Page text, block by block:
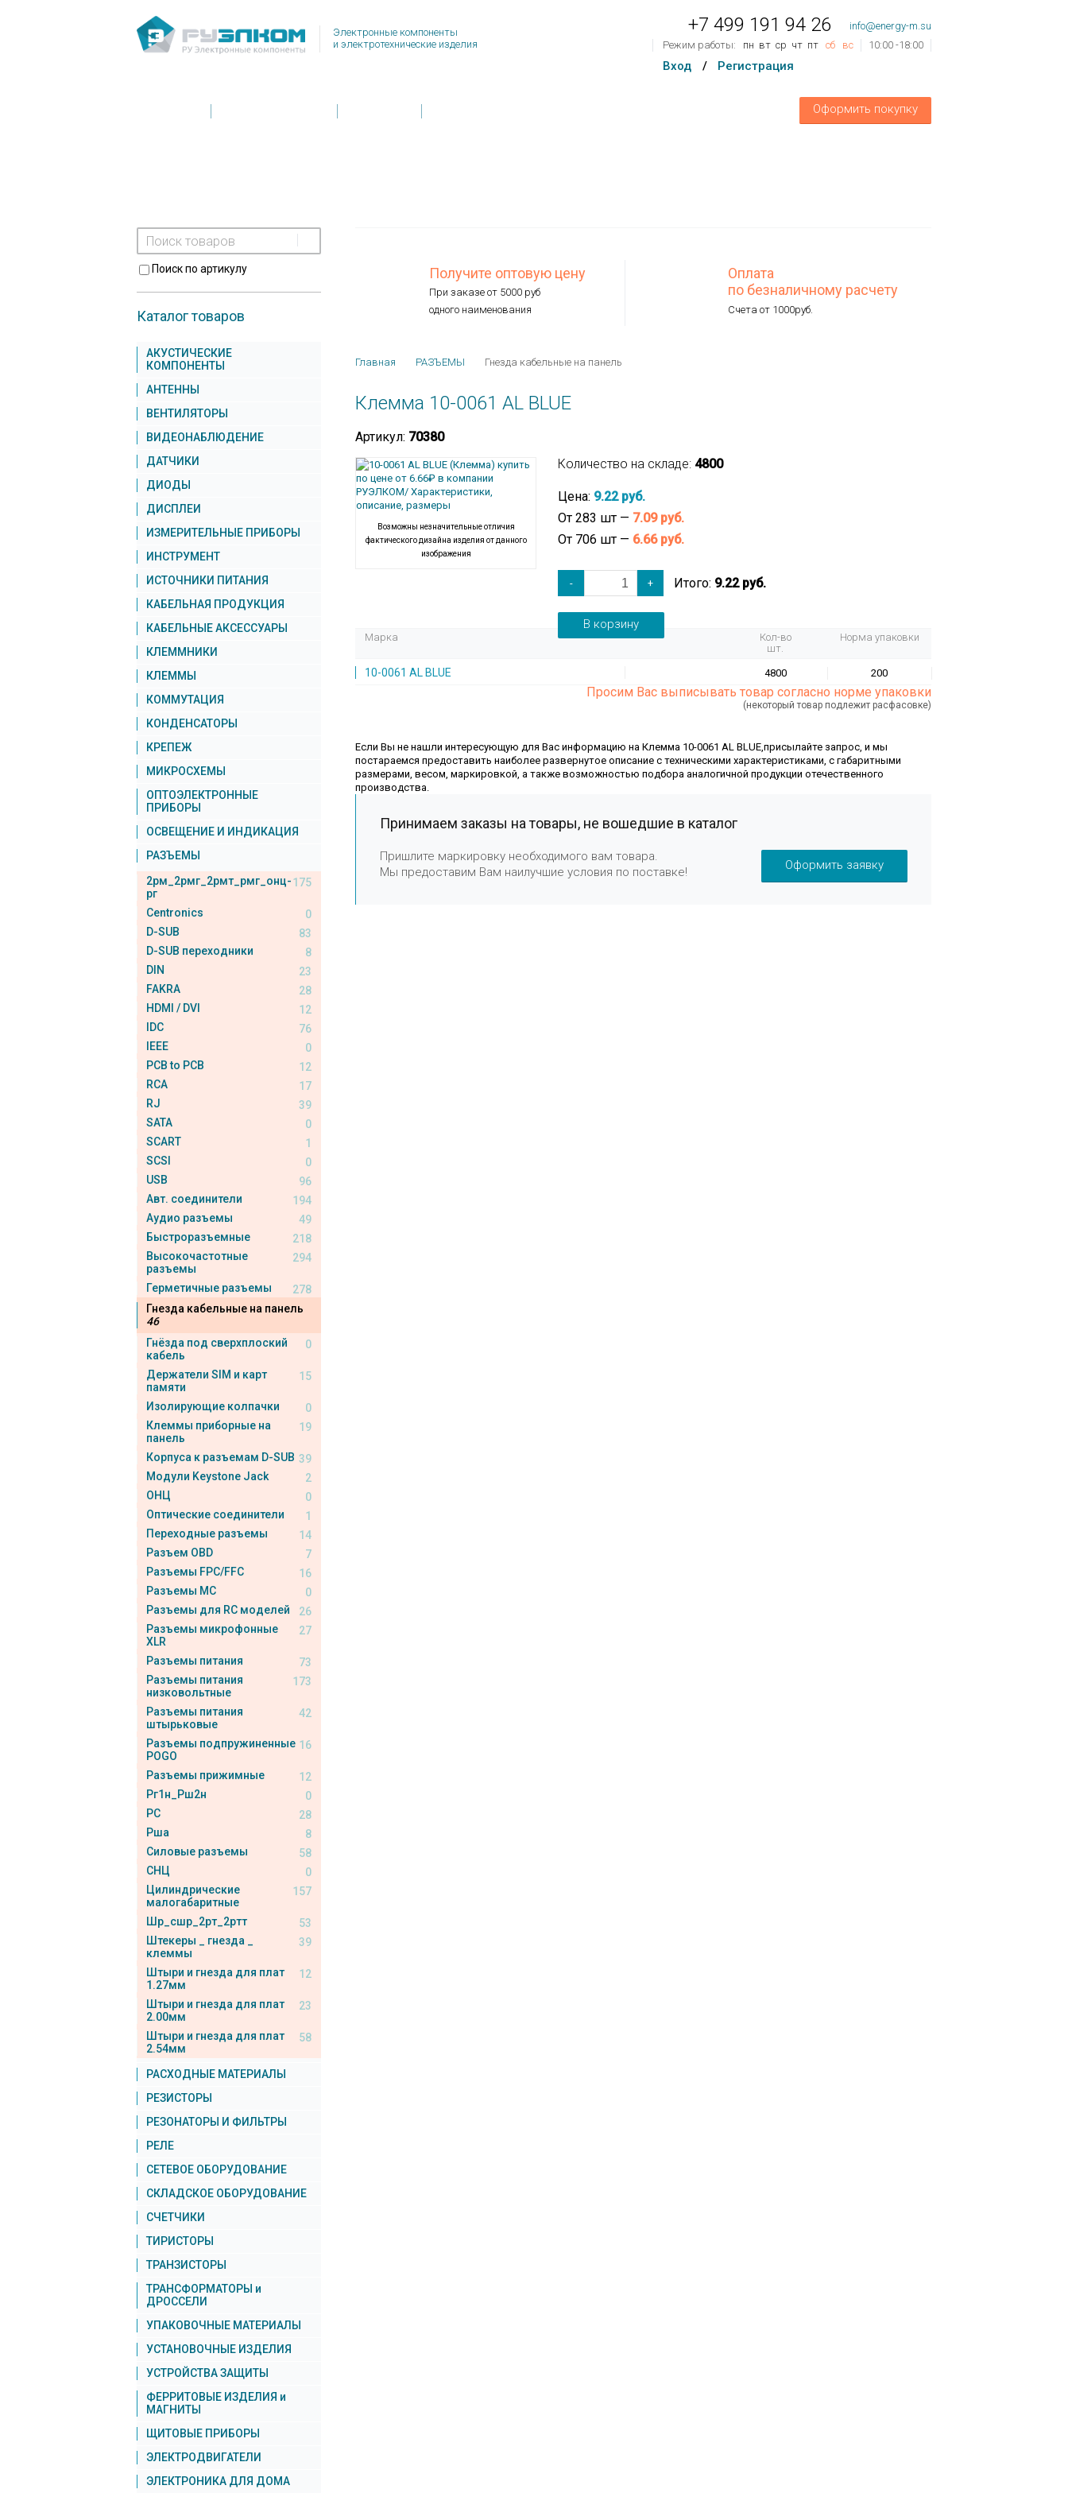
Электронные компоненты
и электротехнические изделия
+7 499 191 94 26
info@energy-m.su
Режим работы:
пн вт ср чт пт сб вс 10:00 -18:00
Вход / Регистрация
Оформить покупку
Получите оптовую цену
При заказе от 5000 руб
одного наименования
Оплата
по безналичному расчету
Счета от 1000руб.
Главная РАЗЪЕМЫ Гнезда кабельные на панель
Клемма 10-0061 AL BLUE
Артикул: 70380
Возможны незначительные отличия
фактического дизайна изделия от данного
изображения
Количество на складе: 4800
Цена: 9.22 руб.
От 283 шт — 7.09 руб.
От 706 шт — 6.66 руб.
- + Итого: 9.22 руб.
В корзину
Марка
Кол-во
шт.
Норма упаковки
10-0061 AL BLUE 4800 200
Просим Вас выписывать товар согласно норме упаковки
(некоторый товар подлежит расфасовке)
Если Вы не нашли интересующую для Вас информацию на Клемма 10-0061 AL BLUE,присылайте запрос, и мы
постараемся предоставить наиболее развернутое описание с техническими характеристиками, с габаритными
размерами, весом, маркировкой, а также возможностью подбора аналогичной продукции отечественного
производства.
Принимаем заказы на товары, не вошедшие в каталог
Оформить заявку
Пришлите маркировку необходимого вам товара.
Мы предоставим Вам наилучшие условия по поставке!
Поиск по артикулу
Каталог товаров
АКУСТИЧЕСКИЕ
КОМПОНЕНТЫ
АНТЕННЫ
ВЕНТИЛЯТОРЫ
ВИДЕОНАБЛЮДЕНИЕ
ДАТЧИКИ
ДИОДЫ
ДИСПЛЕИ
ИЗМЕРИТЕЛЬНЫЕ ПРИБОРЫ
ИНСТРУМЕНТ
ИСТОЧНИКИ ПИТАНИЯ
КАБЕЛЬНАЯ ПРОДУКЦИЯ
КАБЕЛЬНЫЕ АКСЕССУАРЫ
КЛЕММНИКИ
КЛЕММЫ
КОММУТАЦИЯ
КОНДЕНСАТОРЫ
КРЕПЕЖ
МИКРОСХЕМЫ
ОПТОЭЛЕКТРОННЫЕ
ПРИБОРЫ
ОСВЕЩЕНИЕ И ИНДИКАЦИЯ
РАЗЪЕМЫ
2рм_2рмг_2рмт_рмг_онц-
рг
175
Centronics
0
D-SUB
83
D-SUB переходники
8
DIN
23
FAKRA
28
HDMI / DVI
12
IDC
76
IEEE
0
PCB to PCB
12
RCA
17
RJ
39
SATA
0
SCART
1
SCSI
0
USB
96
Авт. соединители
194
Аудио разъемы
49
Быстроразъемные
218
Высокочастотные
разъемы
294
Герметичные разъемы
278
Гнезда кабельные на панель
46
Гнёзда под сверхплоский
кабель
0
Держатели SIM и карт
памяти
15
Изолирующие колпачки
0
Клеммы приборные на
панель
19
Корпуса к разъемам D-SUB 39
Модули Keystone Jack
2
ОНЦ
0
Оптические соединители
1
Переходные разъемы
14
Разъем OBD
7
Разъемы FPC/FFC
16
Разъемы MC
0
Разъемы для RC моделей
26
Разъемы микрофонные
XLR
27
Разъемы питания
73
Разъемы питания
низковольтные
173
Разъемы питания
штырьковые
42
Разъемы подпружиненные
POGO
16
Разъемы прижимные
12
Рг1н_Рш2н
0
РС
28
Рша
8
Силовые разъемы
58
СНЦ
0
Цилиндрические
малогабаритные
157
Шр_сшр_2рт_2ртт
53
Штекеры _ гнезда _
клеммы
39
Штыри и гнезда для плат
1.27мм
12
Штыри и гнезда для плат
2.00мм
23
Штыри и гнезда для плат
2.54мм
58
РАСХОДНЫЕ МАТЕРИАЛЫ
РЕЗИСТОРЫ
РЕЗОНАТОРЫ И ФИЛЬТРЫ
РЕЛЕ
СЕТЕВОЕ ОБОРУДОВАНИЕ
СКЛАДСКОЕ ОБОРУДОВАНИЕ
СЧЕТЧИКИ
ТИРИСТОРЫ
ТРАНЗИСТОРЫ
ТРАНСФОРМАТОРЫ и
ДРОССЕЛИ
УПАКОВОЧНЫЕ МАТЕРИАЛЫ
УСТАНОВОЧНЫЕ ИЗДЕЛИЯ
УСТРОЙСТВА ЗАЩИТЫ
ФЕРРИТОВЫЕ ИЗДЕЛИЯ и
МАГНИТЫ
ЩИТОВЫЕ ПРИБОРЫ
ЭЛЕКТРОДВИГАТЕЛИ
ЭЛЕКТРОНИКА ДЛЯ ДОМА